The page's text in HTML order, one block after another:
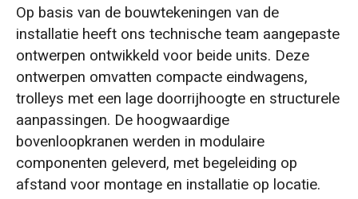
Op basis van de bouwtekeningen van de
installatie heeft ons technische team aangepaste
ontwerpen ontwikkeld voor beide units. Deze
ontwerpen omvatten compacte eindwagens,
trolleys met een lage doorrijhoogte en structurele
aanpassingen. De hoogwaardige
bovenloopkranen werden in modulaire
componenten geleverd, met begeleiding op
afstand voor montage en installatie op locatie.